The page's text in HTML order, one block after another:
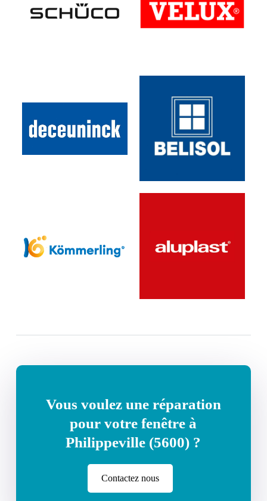
Vous voulez une réparation
pour votre fenêtre à
Philippeville (5600) ?
Contactez nous